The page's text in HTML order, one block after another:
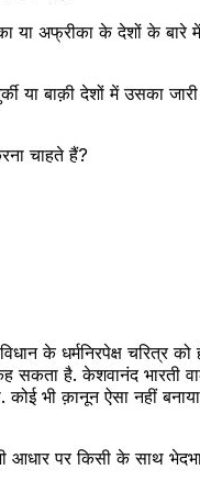
अफ्रीका के देशों के बारे में
या बाक़ी देशों में उसका
चाहते हैं?
के धर्मनिरपेक्ष
है. केशवानंद भारती
कोई भी क़ानून ऐसा नहीं
आधार पर किसी के साथ